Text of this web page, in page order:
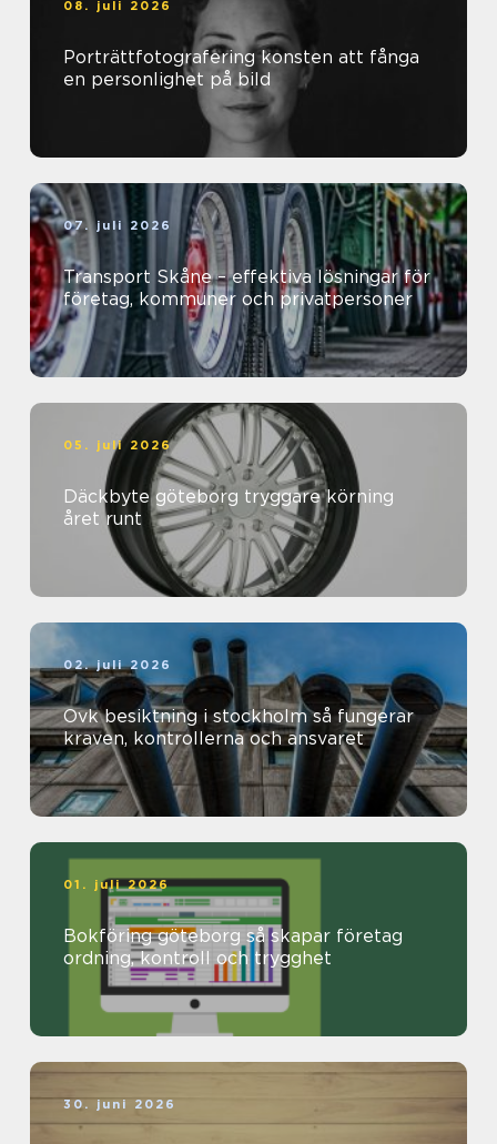
08. juli 2026
Porträttfotografering konsten att fånga
en personlighet på bild
07. juli 2026
Transport Skåne – effektiva lösningar för
företag, kommuner och privatpersoner
05. juli 2026
Däckbyte göteborg tryggare körning
året runt
02. juli 2026
Ovk besiktning i stockholm så fungerar
kraven, kontrollerna och ansvaret
01. juli 2026
Bokföring göteborg så skapar företag
ordning, kontroll och trygghet
30. juni 2026